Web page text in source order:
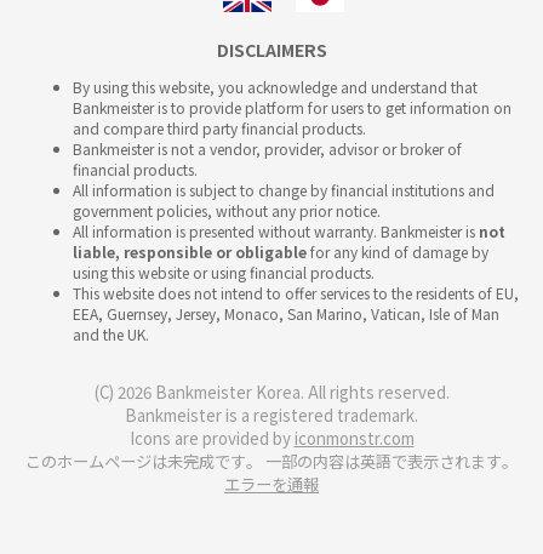
DISCLAIMERS
By using this website, you acknowledge and understand that
Bankmeister is to provide platform for users to get information on
and compare third party financial products.
Bankmeister is not a vendor, provider, advisor or broker of
financial products.
All information is subject to change by financial institutions and
government policies, without any prior notice.
All information is presented without warranty. Bankmeister is not
liable, responsible or obligablefor any kind of damage by
using this website or using financial products.
This website does not intend to offer services to the residents of EU,
EEA, Guernsey, Jersey, Monaco, San Marino, Vatican, Isle of Man
and the UK.
(C) 2026 Bankmeister Korea. All rights reserved.
Bankmeister is a registered trademark.
Icons are provided by iconmonstr.com
このホームページは未完成です。 一部の内容は英語で表示されます。
エラーを通報